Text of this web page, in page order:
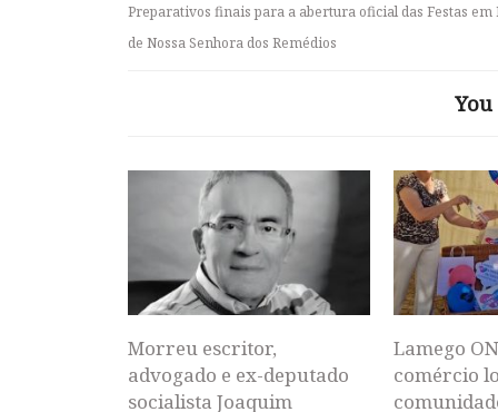
Preparativos finais para a abertura oficial das Festas em
de Nossa Senhora dos Remédios
Morreu escritor,
advogado e ex-deputado
socialista Joaquim
Lamego
comércio